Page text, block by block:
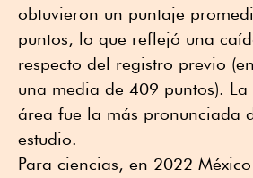
obtuvieron un puntaje
puntos, lo que reflejó una
respecto del registro previo
una media de 409 puntos).
área fue la más pronunciada
estudio.
Para ciencias, en 2022